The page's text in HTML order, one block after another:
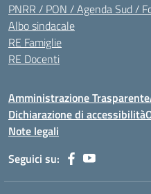
PNRR / PON / Agenda Sud /
Albo sindacale
RE Famiglie
RE Docenti
Amministrazione Trasparente
Dichiarazione di accessibilità
Note legali
Seguici su: